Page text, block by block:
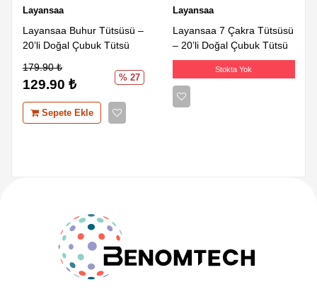
Layansaa
Layansaa Buhur Tütsüsü –
20’li Doğal Çubuk Tütsü
179.90₺
129.90 ₺ % 27
Sepete Ekle
Layansaa
Layansaa 7 Çakra Tütsüsü
– 20’li Doğal Çubuk Tütsü
Stokta Yok